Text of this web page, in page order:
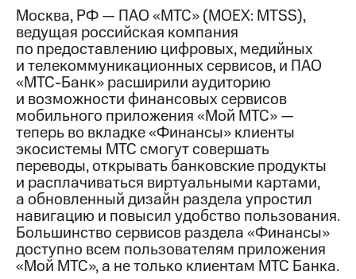
Пресс-
релизы
МТС
о технологиях
Достижения
Интервью
Финансовая
отчетность
Контакты
Новости
в
регионе
Москва, РФ — ПАО «МТС» (MOEX: MTSS),
ведущая российская компания
по предоставлению цифровых, медийных
и телекоммуникационных сервисов, и ПАО
«МТС-Банк» расширили аудиторию
и возможности финансовых сервисов
мобильного приложения «Мой МТС» —
теперь во вкладке «Финансы» клиенты
экосистемы МТС смогут совершать
переводы, открывать банковские продукты
и расплачиваться виртуальными картами,
а обновленный дизайн раздела упростил
навигацию и повысил удобство пользования.
Большинство сервисов раздела «Финансы»
доступно всем пользователям приложения
«Мой МТС», а не только клиентам МТС Банка.